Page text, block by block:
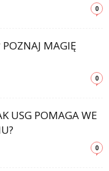
0
MAGIĘ
0
USG POMAGA WE
0